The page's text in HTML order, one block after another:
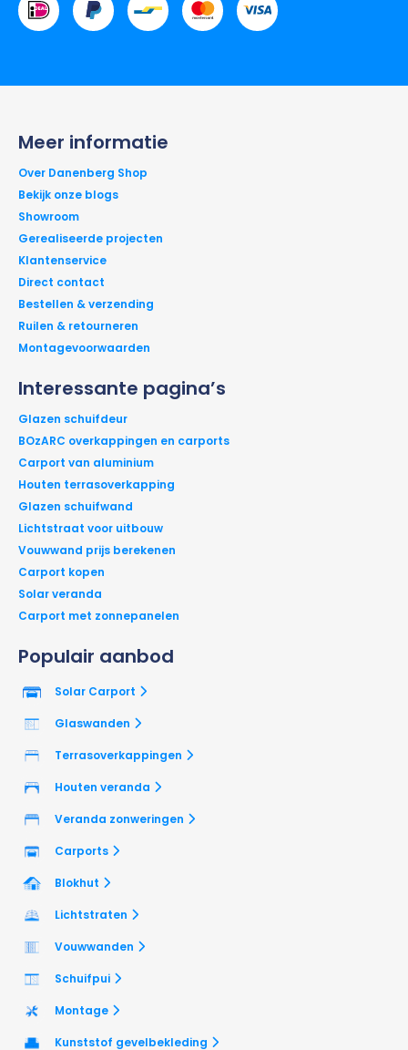
Populair aanbod
Solar Carport
Glaswanden
Terrasoverkappingen
Houten veranda
Veranda zonweringen
Carports
Blokhut
Lichtstraten
Vouwwanden
Schuifpui
Montage
Kunststof gevelbekleding
Interessante pagina’s
Glazen schuifdeur
BOzARC overkappingen en carports
Carport van aluminium
Houten terrasoverkapping
Glazen schuifwand
Lichtstraat voor uitbouw
Vouwwand prijs berekenen
Carport kopen
Solar veranda
Carport met zonnepanelen
Meer informatie
Over Danenberg Shop
Bekijk onze blogs
Showroom
Gerealiseerde projecten
Klantenservice
Direct contact
Bestellen & verzending
Ruilen & retourneren
Montagevoorwaarden